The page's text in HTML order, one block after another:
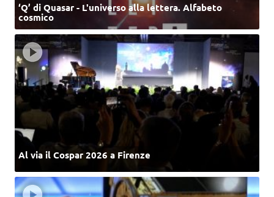
‘Q’ di Quasar - L'universo alla lettera. Alfabeto
cosmico
Al via il Cospar 2026 a Firenze